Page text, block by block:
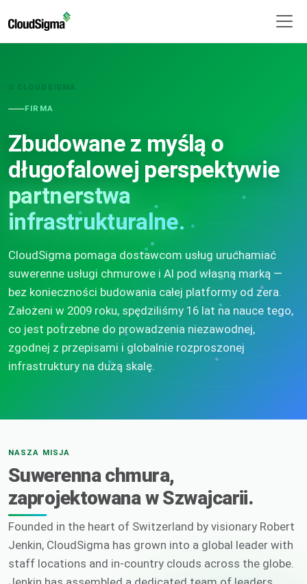
O CLOUDSIGMA
FIRMA
Zbudowane z myślą o
długofalowej perspektywie
partnerstwa
infrastrukturalne.
CloudSigma pomaga dostawcom usług uruchamiać
suwerenne usługi chmurowe i AI pod własną marką —
bez konieczności budowania całej platformy od zera.
Założeni w 2009 roku, spędziliśmy 16 lat na nauce tego,
co jest potrzebne do prowadzenia niezawodnej,
zgodnej z przepisami i globalnie rozproszonej
infrastruktury na dużą skalę.
NASZA MISJA
Suwerenna chmura,
zaprojektowana w Szwajcarii.
Founded in the heart of Switzerland by visionary Robert
Jenkin, CloudSigma has grown into a global leader with
staff locations and in-country clouds across the globe.